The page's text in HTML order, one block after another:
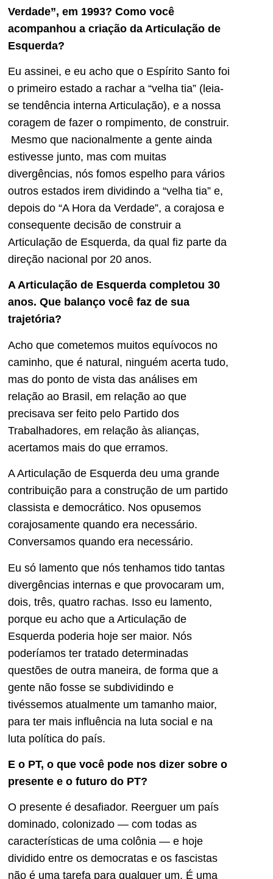
Verdade”, em 1993? Como você
acompanhou a criação da Articulação de
Esquerda?
Eu assinei, e eu acho que o Espírito Santo foi
o primeiro estado a rachar a “velha tia” (leia-
se tendência interna Articulação), e a nossa
coragem de fazer o rompimento, de construir.
Mesmo que nacionalmente a gente ainda
estivesse junto, mas com muitas
divergências, nós fomos espelho para vários
outros estados irem dividindo a “velha tia” e,
depois do “A Hora da Verdade”, a corajosa e
consequente decisão de construir a
Articulação de Esquerda, da qual fiz parte da
direção nacional por 20 anos.
A Articulação de Esquerda completou 30
anos. Que balanço você faz de sua
trajetória?
Acho que cometemos muitos equívocos no
caminho, que é natural, ninguém acerta tudo,
mas do ponto de vista das análises em
relação ao Brasil, em relação ao que
precisava ser feito pelo Partido dos
Trabalhadores, em relação às alianças,
acertamos mais do que erramos.
A Articulação de Esquerda deu uma grande
contribuição para a construção de um partido
classista e democrático. Nos opusemos
corajosamente quando era necessário.
Conversamos quando era necessário.
Eu só lamento que nós tenhamos tido tantas
divergências internas e que provocaram um,
dois, três, quatro rachas. Isso eu lamento,
porque eu acho que a Articulação de
Esquerda poderia hoje ser maior. Nós
poderíamos ter tratado determinadas
questões de outra maneira, de forma que a
gente não fosse se subdividindo e
tivéssemos atualmente um tamanho maior,
para ter mais influência na luta social e na
luta política do país.
E o PT, o que você pode nos dizer sobre o
presente e o futuro do PT?
O presente é desafiador. Reerguer um país
dominado, colonizado — com todas as
características de uma colônia — e hoje
dividido entre os democratas e os fascistas
não é uma tarefa para qualquer um. É uma